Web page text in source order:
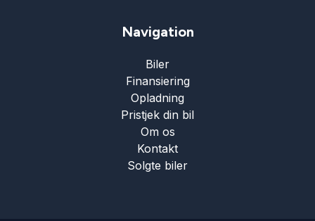
Navigation
Biler
Finansiering
Opladning
Pristjek din bil
Om os
Kontakt
Solgte biler